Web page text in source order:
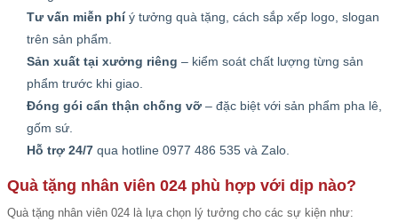
Tư vấn miễn phíý tưởng quà tặng, cách sắp xếp logo, slogan
trên sản phẩm.
Sản xuất tại xưởng riêng – kiểm soát chất lượng từng sản
phẩm trước khi giao.
Đóng gói cẩn thận chống vỡ – đặc biệt với sản phẩm pha lê,
gốm sứ.
Hỗ trợ 24/7 qua hotline 0977 486 535 và Zalo.
Quà tặng nhân viên 024 phù hợp với dịp nào?
Quà tặng nhân viên 024 là lựa chọn lý tưởng cho các sự kiện như: